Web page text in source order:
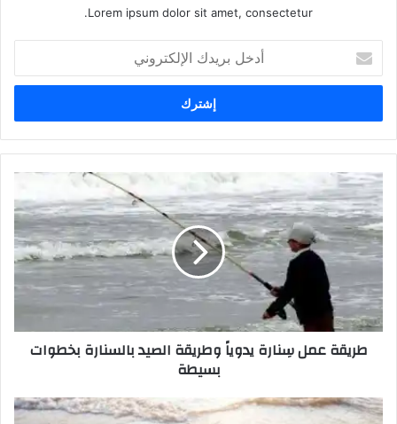
Lorem ipsum dolor sit amet, consectetur.
بريدك
الإلكتروني
طريقة عمل سِنارة يدوياً وطريقة الصيد بالسنارة بخطوات
بسيطة